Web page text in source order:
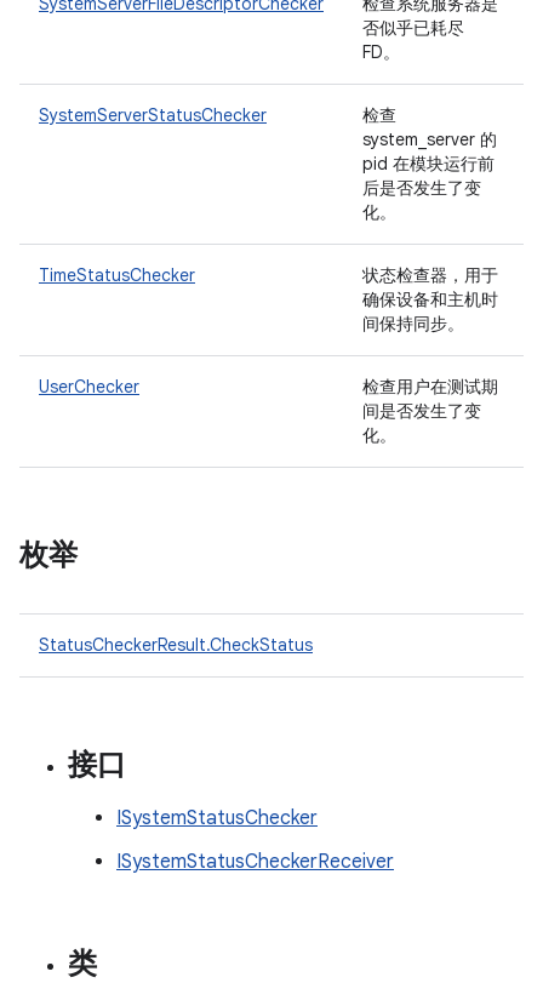
否似乎已耗尽
FD。
SystemServerStatusChecker
检查
system_server 的
pid 在模块运行前
后是否发生了变
化。
TimeStatusChecker
状态检查器，用于
确保设备和主机时
间保持同步。
UserChecker
检查用户在测试期
间是否发生了变
化。
枚举
StatusCheckerResult.CheckStatus
接口
ISystemStatusChecker
ISystemStatusCheckerReceiver
类